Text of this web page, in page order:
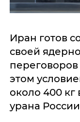
Иран готов
своей
этом
около 400
урана